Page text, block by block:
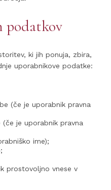
podatkov
ki jih ponuja, zbira,
uporabnikove podatke:
(če je uporabnik pravna
je uporabnik pravna
ime);
prostovoljno vnese v